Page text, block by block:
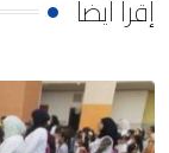
إقرأ أيضا